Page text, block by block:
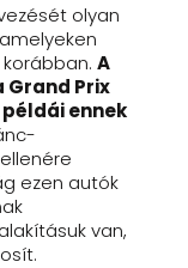
olyan
A
Grand Prix
ennek
ezen autók
van,